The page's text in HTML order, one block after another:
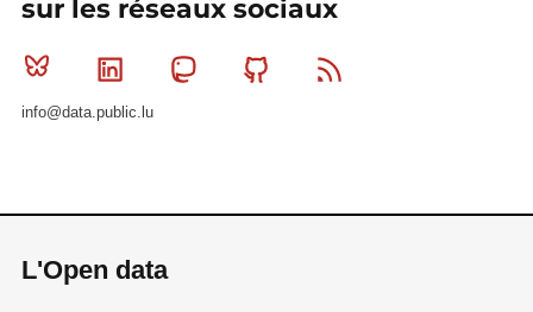
sur les réseaux sociaux
Bluesky Linkedin MastodonGithub
info@data.public.lu
L'Open data